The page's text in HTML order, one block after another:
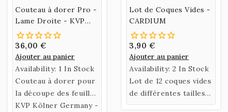
Couteau à dorer Pro -
Lame Droite - KVP
Kölner
36,00 €
Ajouter au panier
Availability: 1 In Stock
Couteau à dorer pour
la découpe des feuilles
d'or - 25 cm - Lame
KVP Kölner Germany -
Lot de Coques Vides -
CARDIUM
3,90 €
Ajouter au panier
Availability: 2 In Stock
Lot de 12 coques vides
de différentes tailles -
Généralement 3